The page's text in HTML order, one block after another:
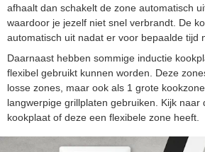
afhaalt dan schakelt de zone automatisch
waardoor je jezelf niet snel verbrandt. De
automatisch uit nadat er voor bepaalde tijd
Daarnaast hebben sommige inductie
flexibel gebruikt kunnen worden. Deze
losse zones, maar ook als 1 grote
langwerpige grillplaten gebruiken. Kijk naar
kookplaat of deze een flexibele zone heeft.